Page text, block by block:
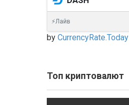
⚡Лайв
by CurrencyRate.Today
Топ криптовалют